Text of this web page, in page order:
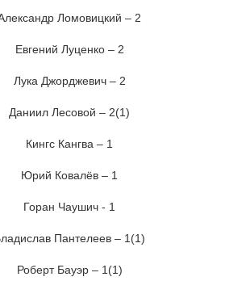
Ломовицкий – 2
Евгений Луценко – 2
Лука Джорджевич – 2
Даниил Лесовой – 2(1)
Кингс Кангва – 1
Юрий Ковалёв – 1
Горан Чаушич - 1
Пантелеев – 1(1)
Роберт Бауэр – 1(1)